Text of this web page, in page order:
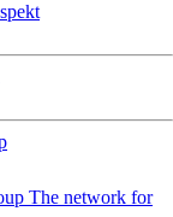
The network for